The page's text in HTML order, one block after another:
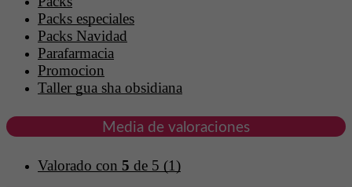
Packs especiales
Packs Navidad
Parafarmacia
Promocion
Taller gua sha obsidiana
Media de valoraciones
Valorado con 5 de 5 (1)